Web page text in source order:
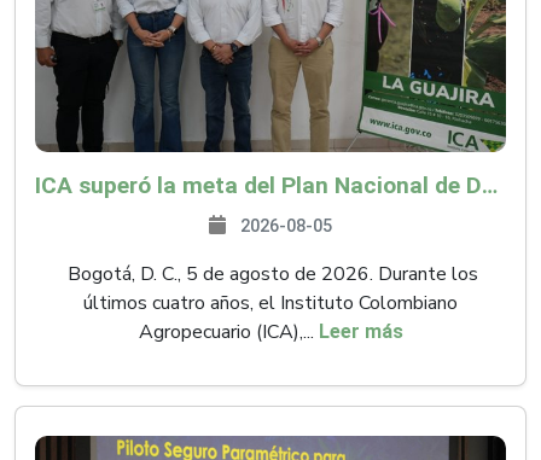
ICA superó la meta del Plan Nacional de Desarrollo y abrió 61 mercados internacionales
2026-08-05
Bogotá, D. C., 5 de agosto de 2026. Durante los
últimos cuatro años, el Instituto Colombiano
Agropecuario (ICA),... Leer más